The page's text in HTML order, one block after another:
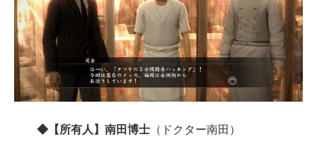
◆【所有人】南田博士 （ドクター南田）